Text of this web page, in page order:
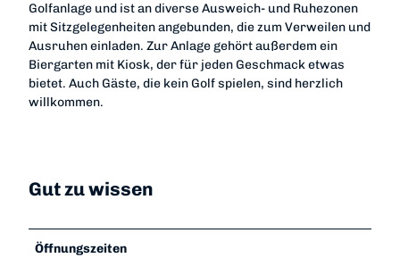
Golfanlage und ist an diverse Ausweich- und Ruhezonen
mit Sitzgelegenheiten angebunden, die zum Verweilen und
Ausruhen einladen. Zur Anlage gehört außerdem ein
Biergarten mit Kiosk, der für jeden Geschmack etwas
bietet. Auch Gäste, die kein Golf spielen, sind herzlich
willkommen.
Gut zu wissen
Öffnungszeiten